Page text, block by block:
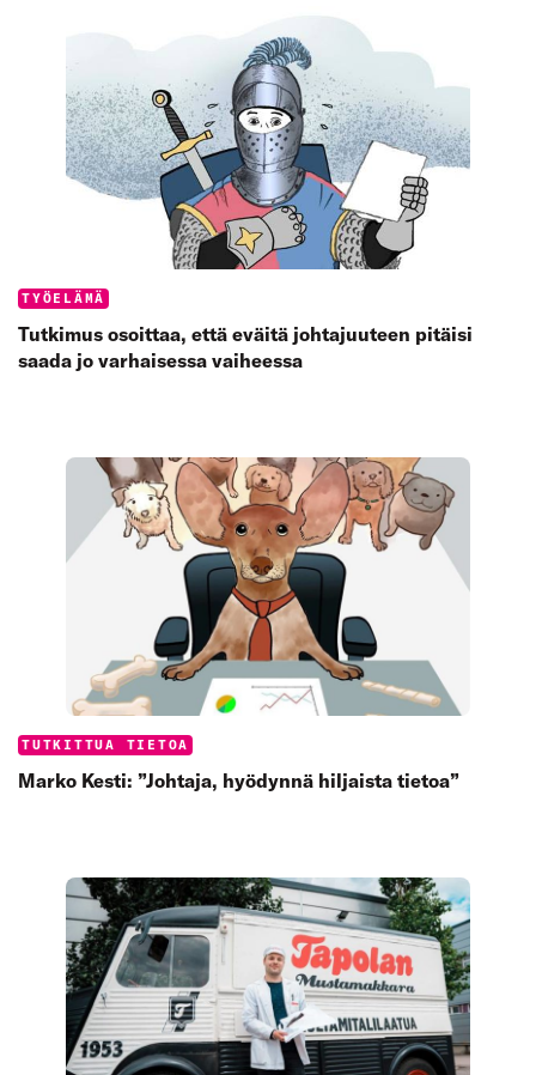
Categories:
TYÖELÄMÄ
Tutkimus osoittaa, että eväitä johtajuuteen pitäisi
saada jo varhaisessa vaiheessa
Categories:
TUTKITTUA TIETOA
Marko Kesti: ”Johtaja, hyödynnä hiljaista tietoa”